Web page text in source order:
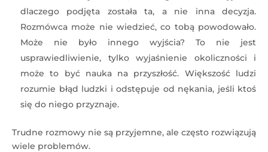
dlaczego podjęta została ta, a nie inna decyzja.
Rozmówca może nie wiedzieć, co tobą powodowało.
Może nie było innego wyjścia? To nie jest
usprawiedliwienie, tylko wyjaśnienie okoliczności i
może to być nauka na przyszłość. Większość ludzi
rozumie błąd ludzki i odstępuje od nękania, jeśli ktoś
się do niego przyznaje.
Trudne rozmowy nie są przyjemne, ale często rozwiązują
wiele problemów.